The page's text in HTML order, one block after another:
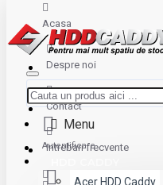
Acasa
Despre noi
Contact
Intrebari frecvente
Autentificare
Menu
Acer HDD Caddy